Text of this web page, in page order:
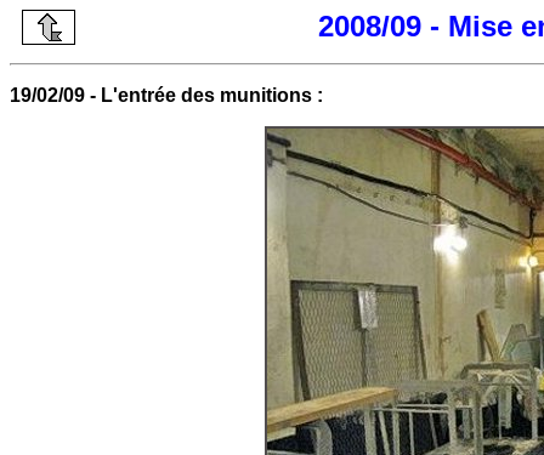
2008/09 - Mise
19/02/09 - L'entrée des munitions :